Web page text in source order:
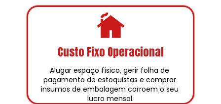
Custo Fixo Operacional
Alugar espaço físico, gerir folha de
pagamento de estoquistas e comprar
insumos de embalagem corroem o seu
lucro mensal.